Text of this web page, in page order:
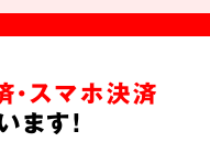
・スマホ決済
ます!